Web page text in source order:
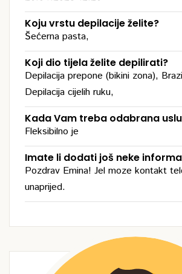
Koju vrstu depilacije želite?
Šećerna pasta,
Koji dio tijela želite depilirati?
Depilacija prepone (bikini zona),
Depilacija cijelih ruku,
Kada Vam treba odabrana
Fleksibilno je
Imate li dodati još neke
Pozdrav Emina! Jel moze kontakt
unaprijed.